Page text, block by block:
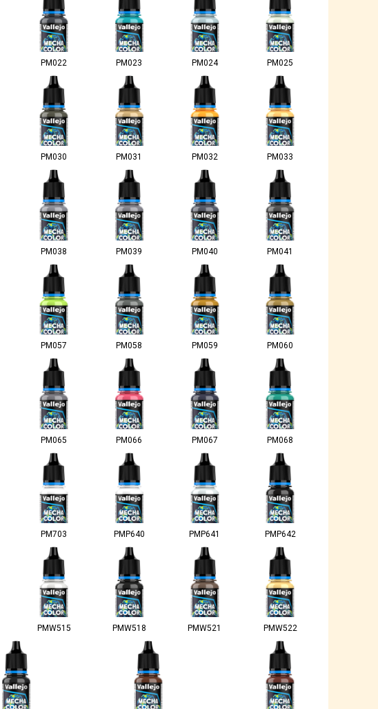
PM022 PM023 PM024 PM025
PM030 PM031 PM032 PM033
PM038 PM039 PM040 PM041
PM057 PM058 PM059 PM060
PM065 PM066 PM067 PM068
PM703 PMP640 PMP641 PMP642
PMW515 PMW518 PMW521 PMW522